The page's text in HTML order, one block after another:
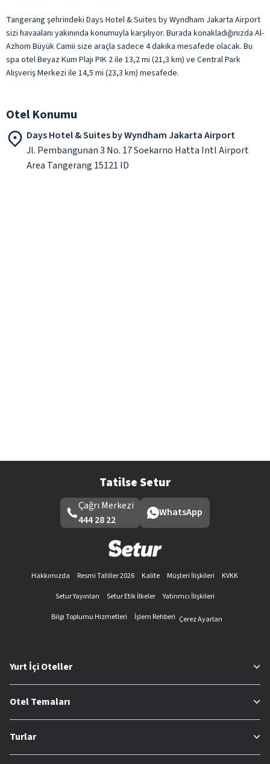
Tangerang şehrindeki Days Hotel & Suites by Wyndham Jakarta Airport
sizi havaalanı yakınında konumuyla karşılıyor. Burada konakladığınızda Al-
Azhom Büyük Camii size araçla sadece 4 dakika mesafede olacak. Bu
spa otel Beyaz Kum Plajı PIK 2 ile 13,2 mi (21,3 km) ve Central Park
Alışveriş Merkezi ile 14,5 mi (23,3 km) mesafede.
Otel Konumu
Days Hotel & Suites by Wyndham Jakarta Airport
Jl. Pembangunan 3 No. 17 Soekarno Hatta Intl Airport
Area Tangerang 15121 ID
Tatilse Setur
Çağrı Merkezi
444 28 22
WhatsApp
Hakkımızda Resmi Tatiller 2026 Kalite Müşteri İlişkileri
KVKK
Setur Yayınları
Setur Etik İlkeler
Yatırımcı İlişkileri
Bilgi Toplumu Hizmetleri
İşlem Rehberi Çerez Ayarları
Yurt İçi Oteller
Otel Temaları
Turlar